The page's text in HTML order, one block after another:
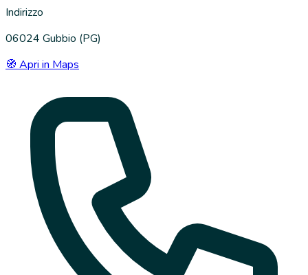
Indirizzo
06024 Gubbio (PG)
🧭 Apri in Maps